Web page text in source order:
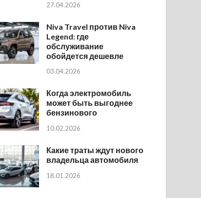
27.04.2026
Niva Travel против Niva
Legend: где
обслуживание
обойдется дешевле
03.04.2026
Когда электромобиль
может быть выгоднее
бензинового
10.02.2026
Какие траты ждут нового
владельца автомобиля
18.01.2026